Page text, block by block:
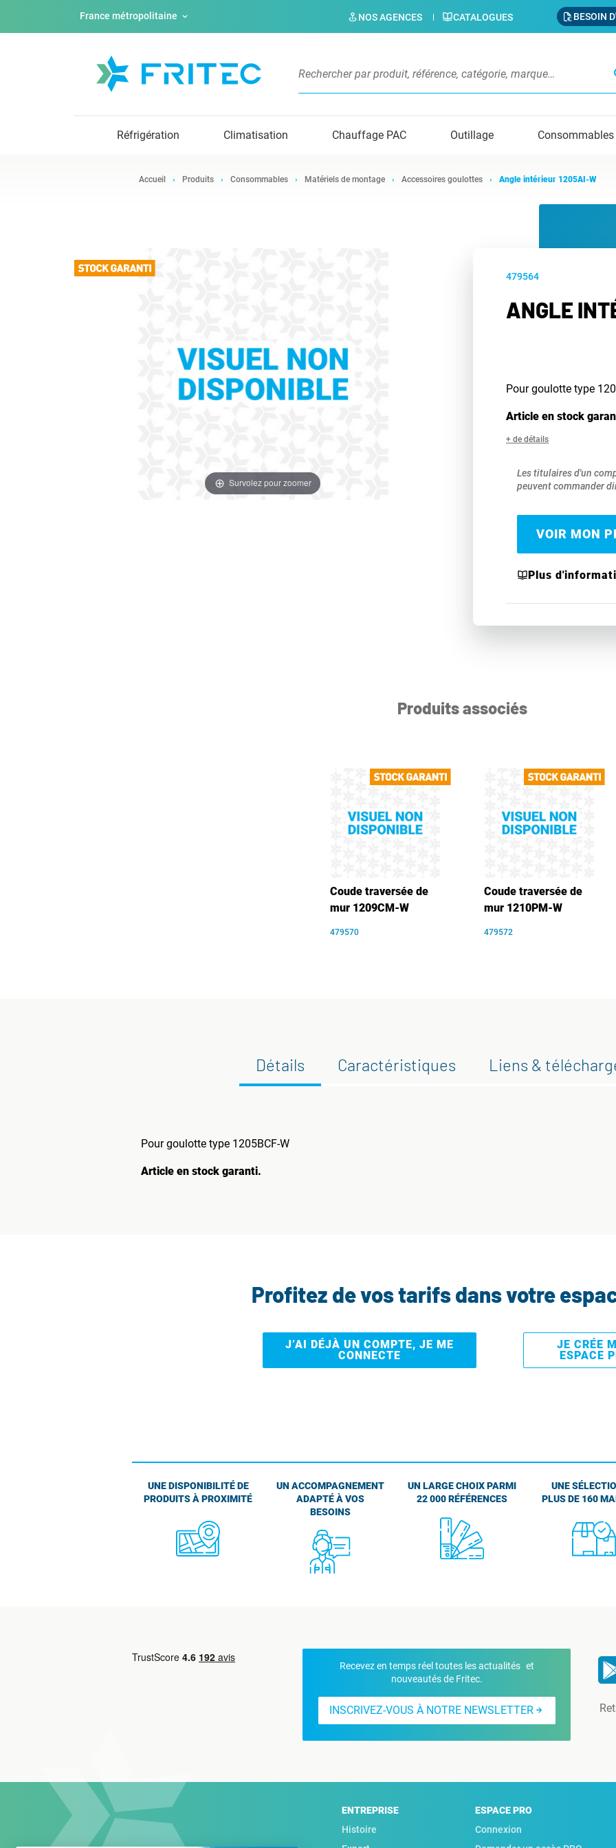
France métropolitaine NOS AGENCES CATALOGUES BESOIN
Réfrigération Climatisation Chauffage PAC Outillage Consommables
Accueil Produits Consommables Matériels de montage Accessoires goulottes Angle intérieur 1205AI-W
Survolez pour zoomer
479564
ANGLE
Pour goulotte type
Article en stock
+ de détails
Les titulaires d'un
peuvent commander
VOIR MON
Plus
Produits associés
Coude traversée de
mur 1209CM-W
479570
Coude traversée de
mur 1210PM-W
479572
Détails Caractéristiques Liens &
Pour goulotte type 1205BCF-W
Article en stock garanti.
Profitez de vos tarifs dans votre
J’AI DÉJÀ UN COMPTE, JE ME
CONNECTE
JE CRÉE
ESPACE
UNE DISPONIBILITÉ DE
PRODUITS À PROXIMITÉ
UN ACCOMPAGNEMENT
ADAPTÉ À VOS
BESOINS
UN LARGE CHOIX PARMI
22 000 RÉFÉRENCES
UNE
PLUS DE 160
Recevez en temps réel toutes les actualités et
nouveautés de Fritec.
INSCRIVEZ-VOUS À NOTRE NEWSLETTER
ENTREPRISE
Histoire
ESPACE PRO
Connexion